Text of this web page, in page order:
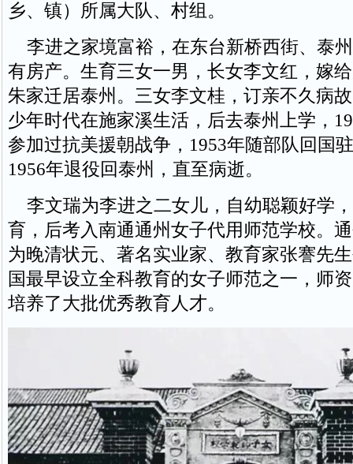
乡、镇）所属大队、村组。
李进之家境富裕，在东台新桥西街、泰
有房产。生育三女一男，长女李文红，嫁
朱家迁居泰州。三女李文桂，订亲不久病
少年时代在施家溪生活，后去泰州上学，
参加过抗美援朝战争，1953年随部队回国
1956年退役回泰州，直至病逝。
李文瑞为李进之二女儿，自幼聪颖好学
育，后考入南通通州女子代用师范学校。
为晚清状元、著名实业家、教育家张謇先
国最早设立全科教育的女子师范之一，师
培养了大批优秀教育人才。